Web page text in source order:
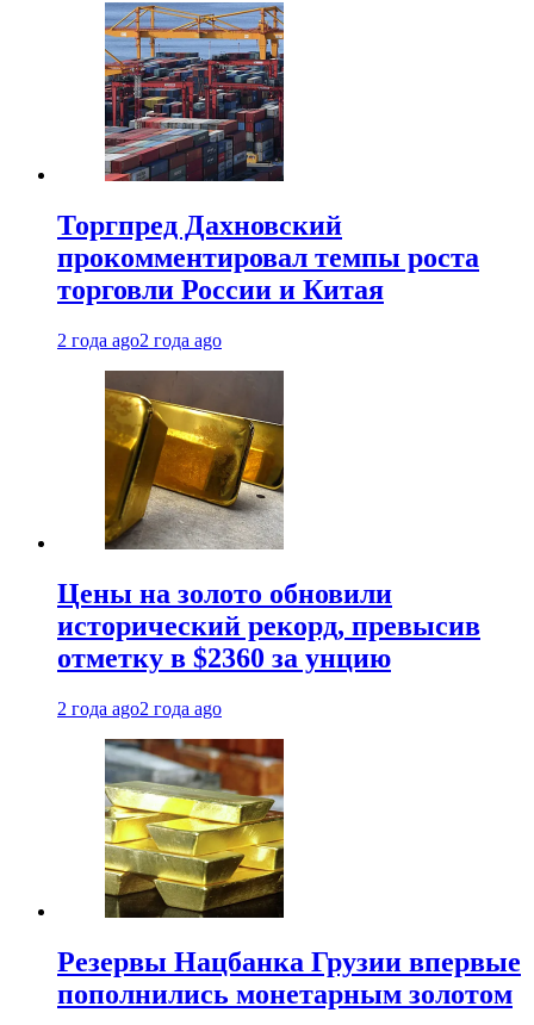
Торгпред Дахновский
прокомментировал темпы роста
торговли России и Китая
2 года ago2 года ago
Цены на золото обновили
исторический рекорд, превысив
отметку в $2360 за унцию
2 года ago2 года ago
Резервы Нацбанка Грузии впервые
пополнились монетарным золотом